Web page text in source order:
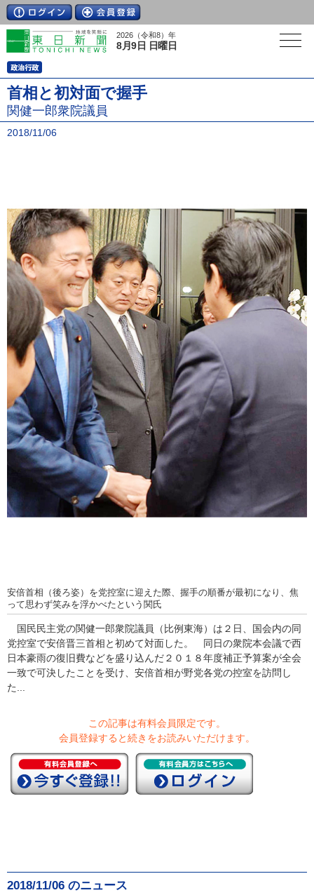
2026（令和8）年
8月9日 日曜日
首相と初対面で握手
関健一郎衆院議員
2018/11/06
安倍首相（後ろ姿）を党控室に迎えた際、握手の順番が最初になり、焦
って思わず笑みを浮かべたという関氏
国民民主党の関健一郎衆院議員（比例東海）は２日、国会内の同
党控室で安倍晋三首相と初めて対面した。 同日の衆院本会議で西
日本豪雨の復旧費などを盛り込んだ２０１８年度補正予算案が全会
一致で可決したことを受け、安倍首相が野党各党の控室を訪問し
た...
この記事は有料会員限定です。
会員登録すると続きをお読みいただけます。
2018/11/06 のニュース